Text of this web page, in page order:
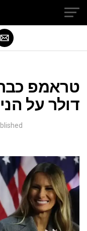
טראמפ כבר
דולר על